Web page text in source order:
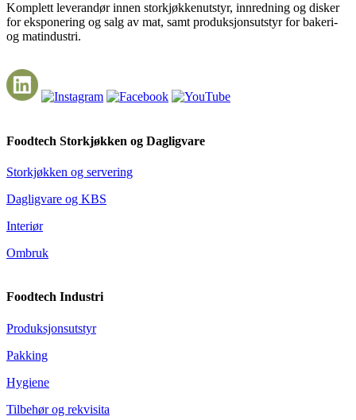
Komplett leverandør innen storkjøkkenutstyr, innredning og disker
for eksponering og salg av mat, samt produksjonsutstyr for bakeri-
og matindustri.
Foodtech Storkjøkken og Dagligvare
Storkjøkken og servering
Dagligvare og KBS
Interiør
Ombruk
Foodtech Industri
Produksjonsutstyr
Pakking
Hygiene
Tilbehør og rekvisita